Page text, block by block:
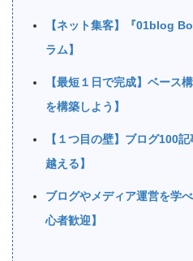
【ネット集客】『01blog
ラム】
【最短１日で完成】ベース
を構築しよう】
【１つ目の壁】ブログ100
越える】
ブログやメディア運営を学
心者歓迎】